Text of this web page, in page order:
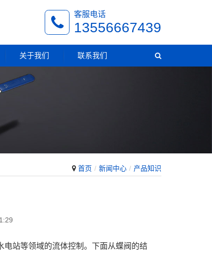
客服电话
13556667439
关于我们 联系我们
首页 新闻中心 产品知识
站等领域的流体控制。下面从蝶阀的结